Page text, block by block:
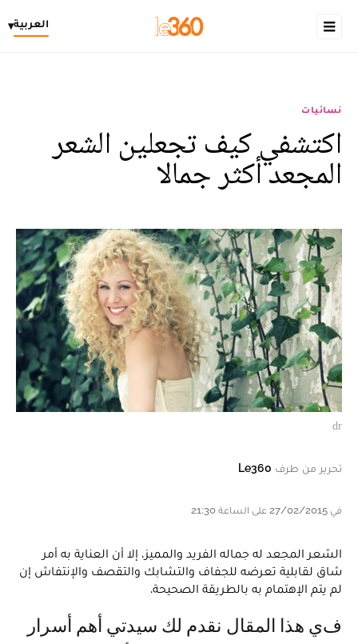
العربية▾
نسائيات
اكتشفي كيف تجعلين الشعر
المجعد أكثر جمالا
dr
تحرير من طرف Le360
في 27/02/2015 على الساعة 21:30
الشعر المجعد له جماله الفريد والمميز، إلا أن العناية به أمر
شاق لقابلية تعرضه للجفاف والتشابك والتقصف والإنتفاش إن
لم يتم الإهتمام به بالطريقة الصحيحة.
في هذا المقال نقدم لك سيدتي أهم أسرار